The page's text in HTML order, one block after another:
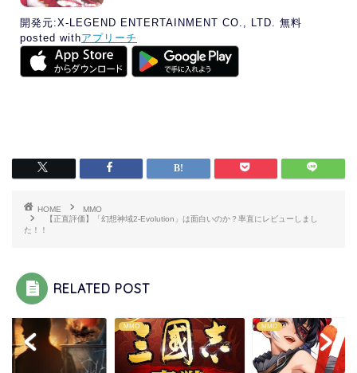
開発元:X-LEGEND ENTERTAINMENT CO., LTD. 無料
posted withアプリーチ
HOME
MMO
【正直評価】「幻想神域2-Evolution」は面白いのか？率直にレビューしまし
た！！
RELATED POST
MMO FPS